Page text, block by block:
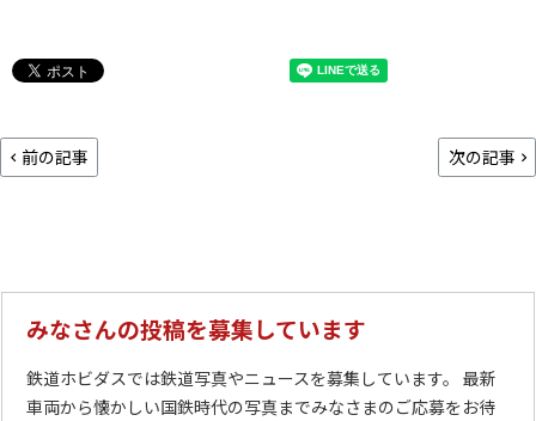
前の記事 次の記事
みなさんの投稿を募集しています
鉄道ホビダスでは鉄道写真やニュースを募集しています。 最新
車両から懐かしい国鉄時代の写真までみなさまのご応募をお待